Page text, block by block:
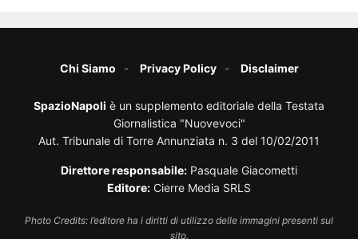
Chi Siamo Privacy Policy Disclaimer
SpazioNapoli è un supplemento editoriale della Testata
Giornalistica "Nuovevoci"
Aut. Tribunale di Torre Annunziata n. 3 del 10/02/2011
Direttore responsabile: Pasquale Giacometti
Editore: Cierre Media SRLS
Photo Credits: l’editore ha i diritti di utilizzo delle immagini presenti sul
sito.